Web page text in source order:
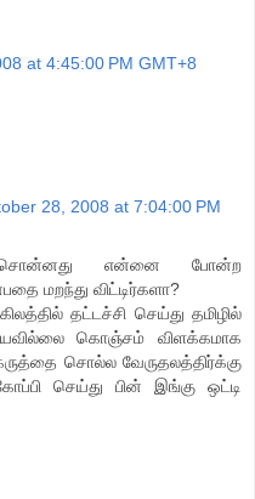
at 4:45:00 PM GMT+8
28, 2008 at 7:04:00 PM
சொன்னது என்னை போன்ற
மறந்து விட்டிர்களா?
தட்டச்சி செய்து தமிழில்
கொஞ்சம் விளக்கமாக
சொல்ல வேருதலத்திர்க்கு
செய்து பின் இங்கு ஒட்டி